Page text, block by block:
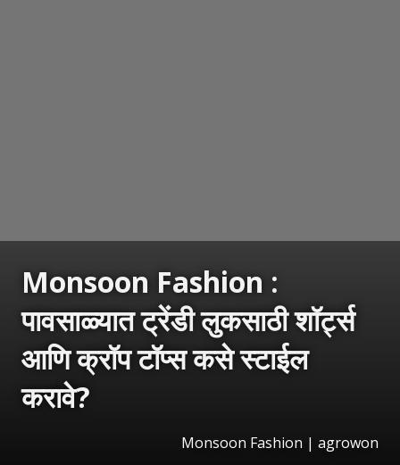
Monsoon Fashion :
पावसाळ्यात ट्रेंडी लुकसाठी शॉर्ट्स
आणि क्रॉप टॉप्स कसे स्टाईल
करावे?
Monsoon Fashion | agrowon